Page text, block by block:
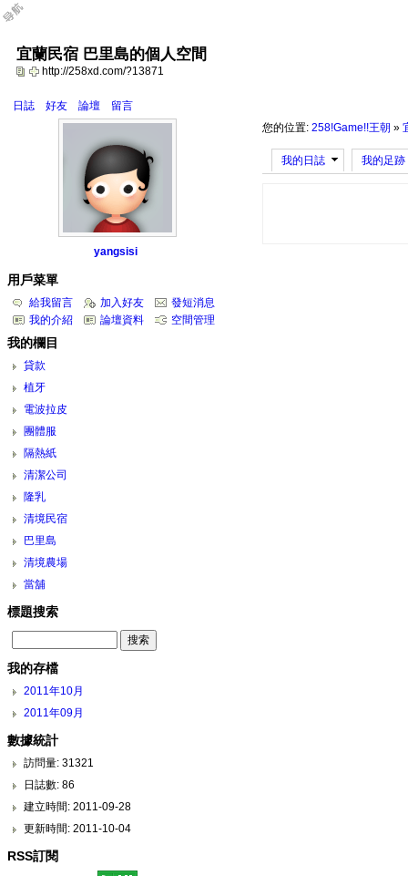
宜蘭民宿 巴里島的個人空間
http://258xd.com/?13871
日誌 好友 論壇
留言
您的位置: 258!Game!!王朝 »
我的日誌 我的足跡
yangsisi
用戶菜單
給我留言 加入好友
發短消息
我的介紹
論壇資料 空間管理
我的欄目
貸款
植牙
電波拉皮
團體服
隔熱紙
清潔公司
隆乳
清境民宿
巴里島
清境農場
當舖
標題搜索
我的存檔
2011年10月
2011年09月
數據統計
訪問量: 31321
日誌數: 86
建立時間: 2011-09-28
更新時間: 2011-10-04
RSS訂閱